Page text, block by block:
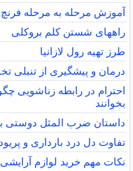
آموزش مرحله به مرحله فرنچ
راههای شستن کلم بروکلی
طرز تهیه رول لازانیا
درمان و پیشگیری از تنبلی
احترام در رابطه زناشویی
بخوانند
داستان ضرب المثل دوستی
تفاوت دل درد بارداری و پریود
نکات مهم خرید لوازم